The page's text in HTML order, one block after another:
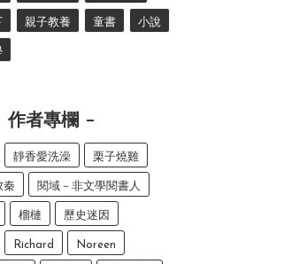
親子教養 童書 小說
作者專欄
靜香愛洗澡 栗子燒雞
秦 閱域－非文學閱書人
榴槤 歷史迷因
Richard Noreen